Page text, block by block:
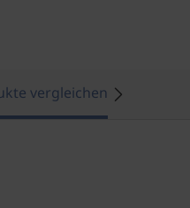
vergleichen